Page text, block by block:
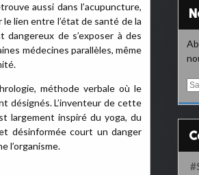
aussi dans l’acupuncture,
lien entre l’état de santé de la
de s’exposer à des
médecines parallèles, même
méthode verbale où le
désignés. L’inventeur de cette
largement inspiré du yoga, du
désinformée court un danger
l’organisme.
E
a
i